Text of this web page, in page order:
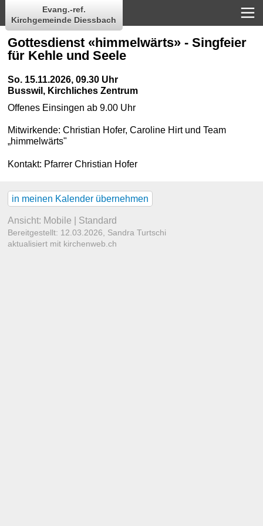
Evang.-ref.
Kirchgemeinde Diessbach
Gottesdienst «himmelwärts» - Singfeier
für Kehle und Seele
So. 15.11.2026, 09.30 Uhr
Busswil, Kirchliches Zentrum
Offenes Einsingen ab 9.00 Uhr
Mitwirkende: Christian Hofer, Caroline Hirt und Team
„himmelwärts"
Kontakt: Pfarrer Christian Hofer
in meinen Kalender übernehmen
Ansicht: Mobile Standard
Bereitgestellt: 12.03.2026, Sandra Turtschi
aktualisiert mit kirchenweb.ch